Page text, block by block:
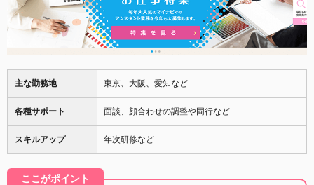
主な勤務地 東京、大阪、愛知など
各種サポート 面談、顔合わせの調整や同行など
スキルアップ 年次研修など
ここがポイント